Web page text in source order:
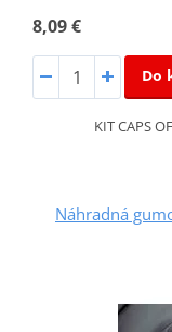
8,09 €
Do
KIT CAPS
Náhradná